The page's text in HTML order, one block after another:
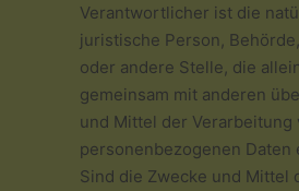
Verantwortlicher ist die
juristische Person,
oder andere Stelle, die
gemeinsam mit anderen
und Mittel der Verarbeitung
personenbezogenen Daten
Sind die Zwecke und Mittel